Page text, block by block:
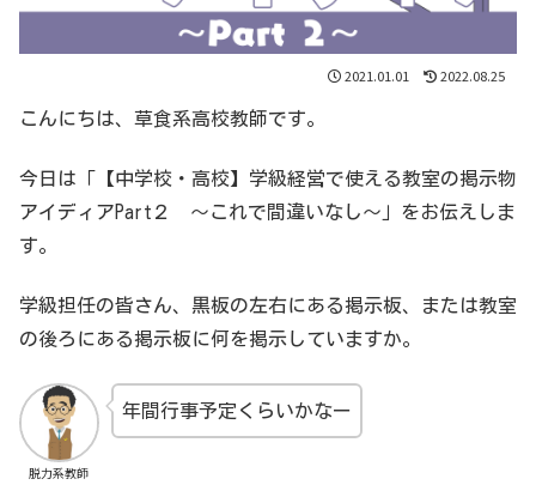
2021.01.01 2022.08.25
こんにちは、草食系高校教師です。
今日は「【中学校・高校】学級経営で使える教室の掲示物
アイディアPart２ 〜これで間違いなし〜」をお伝えしま
す。
学級担任の皆さん、黒板の左右にある掲示板、または教室
の後ろにある掲示板に何を掲示していますか。
脱力系教師
年間行事予定くらいかなー